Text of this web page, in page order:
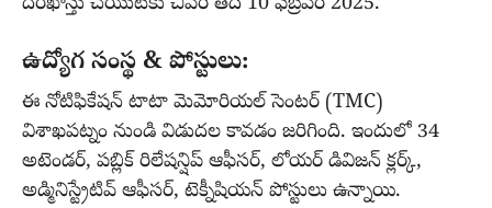
ఉద్యోగ సంస్థ & పోస్టులు:
ఈ నోటిఫికేషన్ టాటా మెమోరియల్ సెంటర్ (TMC)
విశాఖపట్నం నుండి విడుదల కావడం జరిగింది. ఇందులో 34
అటెండర్, పబ్లిక్ రిలేషన్షిప్ ఆఫీసర్, లోయర్ డివిజన్ క్లర్క్,
అడ్మినిస్ట్రేటివ్ ఆఫీసర్, టెక్నీషియన్ పోస్టులు ఉన్నాయి.